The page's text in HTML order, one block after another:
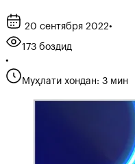
20 сентября 2022•
173 боздид
•
Муҳлати хондан: 3 мин